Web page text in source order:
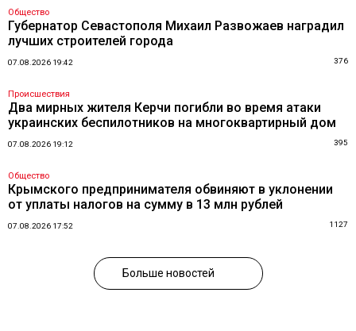
Общество
Губернатор Севастополя Михаил Развожаев наградил
лучших строителей города
07.08.2026 19:42 376
Происшествия
Два мирных жителя Керчи погибли во время атаки
украинских беспилотников на многоквартирный дом
07.08.2026 19:12 395
Общество
Крымского предпринимателя обвиняют в уклонении
от уплаты налогов на сумму в 13 млн рублей
07.08.2026 17:52 1127
Больше новостей